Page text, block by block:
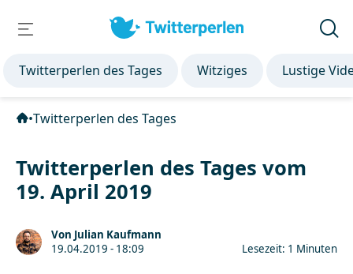
Twitterperlen des Tages Witziges Lustige
•Twitterperlen des Tages
Twitterperlen des Tages vom
19. April 2019
Von Julian Kaufmann
19.04.2019 - 18:09
Lesezeit: 1 Minuten